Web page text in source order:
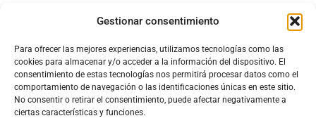
Gestionar consentimiento
Para ofrecer las mejores experiencias, utilizamos tecnologías como las
cookies para almacenar y/o acceder a la información del dispositivo. El
consentimiento de estas tecnologías nos permitirá procesar datos como el
comportamiento de navegación o las identificaciones únicas en este sitio.
No consentir o retirar el consentimiento, puede afectar negativamente a
ciertas características y funciones.